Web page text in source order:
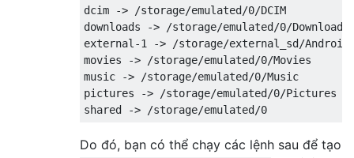
dcim -> /storage/emulated/0/DCIM
downloads -> /storage/emulated/0/Download
external-1 -> /storage/external_sd/
movies -> /storage/emulated/0/Movies
music -> /storage/emulated/0/Music
pictures -> /storage/emulated/0/Pictures
Do đó, bạn có thể chạy các lệnh sau để tạo